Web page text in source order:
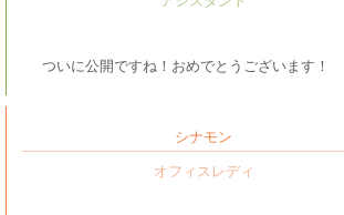
ついに公開ですね！おめでとうございます！
シナモン